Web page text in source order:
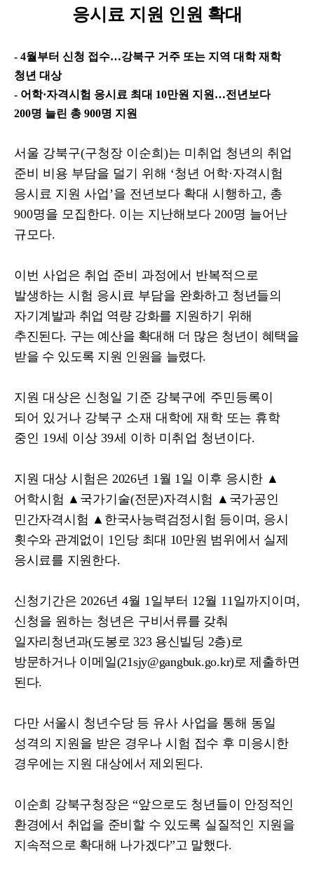
응시료 지원 인원 확대
- 4월부터 신청 접수…강북구 거주 또는 지역 대학 재학
청년 대상
- 어학·자격시험 응시료 최대 10만원 지원 …전년보다
200명 늘린 총 900명 지원
서울 강북구(구청장 이순희 )는 미취업 청년의 취업
준비 비용 부담을 덜기 위해 ‘청년 어학·자격시험
응시료 지원 사업 ’을 전년보다 확대 시행하고, 총
900명을 모집한다. 이는 지난해보다 200명 늘어난
규모다.
이번 사업은 취업 준비 과정에서 반복적으로
발생하는 시험 응시료 부담을 완화하고 청년들의
자기계발과 취업 역량 강화를 지원하기 위해
추진된다. 구는 예산을 확대해 더 많은 청년이 혜택을
받을 수 있도록 지원 인원을 늘렸다.
지원 대상은 신청일 기준 강북구에 주민등록이
되어 있거나 강북구 소재 대학에 재학 또는 휴학
중인 19세 이상39세 이하 미취업 청년이다.
지원 대상 시험은 2026년 1월 1일 이후 응시한 ▲
어학시험 ▲ 국가기술(전문)자격시험 ▲ 국가공인
민간자격시험 ▲ 한국사능력검정시험 등이며 , 응시
횟수와 관계없이 1인당 최대 10만원 범위에서 실제
응시료를 지원한다.
신청기간은 2026년 4월 1일부터 12월 11일까지이며 ,
신청을 원하는 청년은 구비서류를 갖춰
일자리청년과(도봉로323 용신빌딩 2층)로
방문하거나 이메일(21sjy@gangbuk.go.kr)로 제출하면
된다.
다만 서울시 청년수당 등 유사 사업을 통해 동일
성격의 지원을 받은 경우나 시험 접수 후 미응시한
경우에는 지원 대상에서 제외된다.
이순희 강북구청장은“앞으로도 청년들이 안정적인
환경에서 취업을 준비할 수 있도록 실질적인 지원을
지속적으로 확대해 나가겠다”고 말했다.